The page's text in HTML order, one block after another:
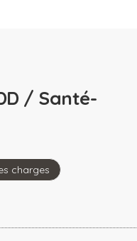
/ Santé-
charges